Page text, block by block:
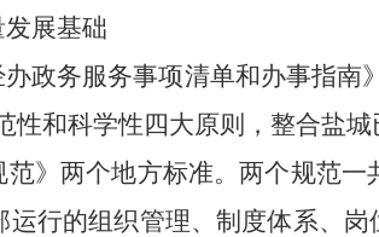
展基础
办政务服务事项清单和办事指南
性和科学性四大原则，整合盐
》两个地方标准。两个规范一
行的组织管理、制度体系、岗